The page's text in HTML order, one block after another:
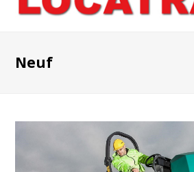
Neuf